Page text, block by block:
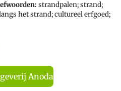
strandpalen; strand;
het strand; cultureel erfgoed;
Anoda